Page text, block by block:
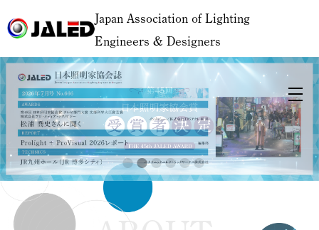
Japan Association of Lighting
Engineers & Designers